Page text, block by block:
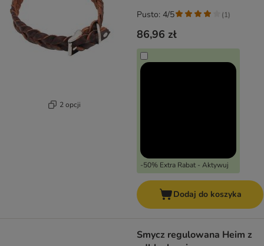
2 opcji
86,96 zł
-50% Extra Rabat - Aktywuj
Pusto: 4/5 (1)
Dodaj do koszyka
Smycz regulowana Heim z